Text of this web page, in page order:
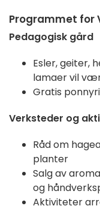
Programmet for
Pedagogisk gård
Esler, geiter,
lamaer vil
Gratis
Verksteder og
Råd om
planter
Salg av
og
Aktiviteter